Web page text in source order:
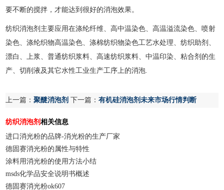
要不断的搅拌，才能达到很好的消泡效果。
纺织消泡剂主要应用在涤纶纤维、高中温染色、高温溢流染色、喷射
染色、涤纶织物高温染色、涤棉纺织物染色工艺水处理、纺织助剂、
漂白、上浆、普通纺织浆料、高速纺织浆料、中温印染、粘合剂的生
产、切削液及其它水性工业生产工序上的消泡.
上一篇：聚醚消泡剂 下一篇：有机硅消泡剂未来市场行情判断
纺织消泡剂相关信息
进口消光粉的品牌-消光粉的生产厂家
德固赛消光粉的属性与特性
涂料用消光粉的使用方法小结
msds化学品安全说明书概述
德固赛消光粉ok607